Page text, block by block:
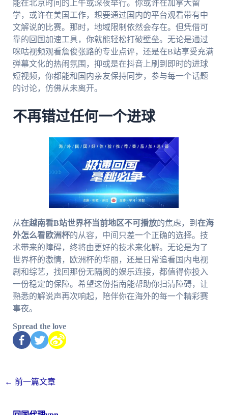
能在北京时间的上午或深夜举行。你或许在加拿大留
学，或许在美国工作，想要通过国内的平台观看带有中
文解说的比赛。那时，地域限制依然会存在。但凭借可
靠的回国加速工具，你就能轻松打破壁垒。无论是通过
咪咕视频观看詹俊张路的专业点评，还是在B站享受充满
弹幕文化的热闹氛围，抑或是在抖音上刷到即时的进球
短视频，你都能和国内亲友保持同步，参与每一个话题
的讨论，仿佛从未离开。
不再错过任何一个进球
从在越南看B站世界杯当前地区不可播放的焦虑，到 在海
外怎么看欧洲杯的从容，中间只差一个正确的选择。技
术带来的障碍，终将由更好的技术来化解。无论是为了
世界杯的激情，欧洲杯的华丽，还是日常追看国内电视
剧和综艺，找回那份无隔阂的娱乐连接，都值得你投入
一份稳定的保障。希望这份指南能帮助你扫清障碍，让
熟悉的解说声再次响起，陪伴你在海外的每一个精彩赛
事夜。
Spread the love
← 前一篇文章